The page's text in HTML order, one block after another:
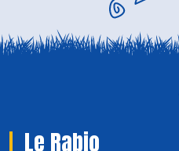
Le Rabio